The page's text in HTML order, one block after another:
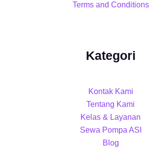
Terms and Conditions
Kategori
Kontak Kami
Tentang Kami
Kelas & Layanan
Sewa Pompa ASI
Blog